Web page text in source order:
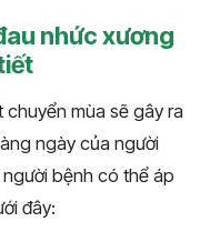
nhức xương
mùa sẽ gây ra
ngày của người
bệnh có thể áp
đây: